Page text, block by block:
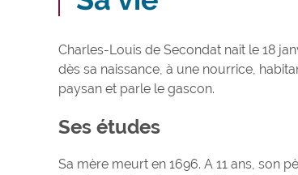
Charles-Louis de Secondat naît le 18
dès sa naissance, à une nourrice,
paysan et parle le gascon.
Ses études
Sa mère meurt en 1696. A 11 ans, son